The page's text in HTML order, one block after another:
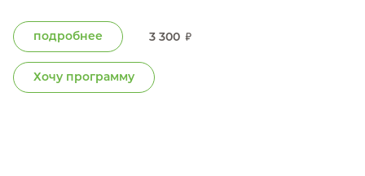
подробнее
Хочу программу
3 300